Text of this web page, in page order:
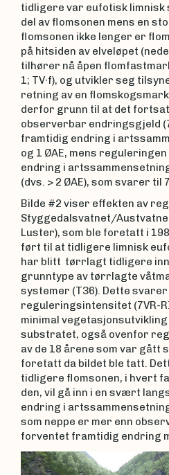
tidligere var eufotisk limnisk
del av flomsonen mens en
flomsonen ikke lenger er
på hitsiden av elveløpet
tilhører nå åpen
1; TV∙f), og utvikler seg
retning av en flomskogsmark
derfor grunn til at det
observerbar endringsgjeld
framtidig endring i
og 1 ØAE, mens
endring i
(dvs. > 2 ØAE), som svarer til
Bilde #2 viser effekten av
Styggedalsvatnet/
Luster), som ble foretatt i
ført til at tidligere limnisk
har blitt tørrlagt tidligere
grunntype av tørrlagte
systemer (T36). Dette
reguleringsintensitet (7VR-
minimal
substratet, også ovenfor
av de 18 årene som var gått
foretatt da bildet ble tatt.
tidligere flomsonen, i hvert
den, vil gå inn i en svært
endring i
som neppe er mer enn
forventet framtidig endring